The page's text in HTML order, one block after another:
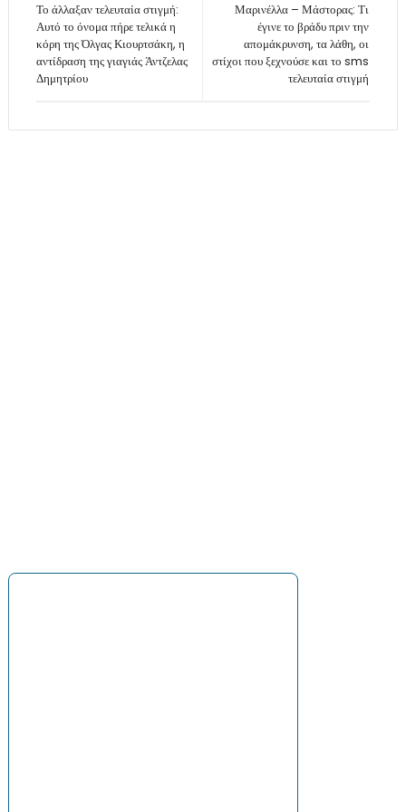
Μαρινέλλα – Μάστορας: Τι
έγινε το βράδυ πριν την
απομάκρυνση, τα λάθη, οι
στίχοι που ξεχνούσε και το sms
τελευταία στιγμή
Το άλλαξαν τελευταία στιγμή:
Αυτό το όνομα πήρε τελικά η
κόρη της Όλγας Κιουρτσάκη, η
αντίδραση της γιαγιάς Άντζελας
Δημητρίου